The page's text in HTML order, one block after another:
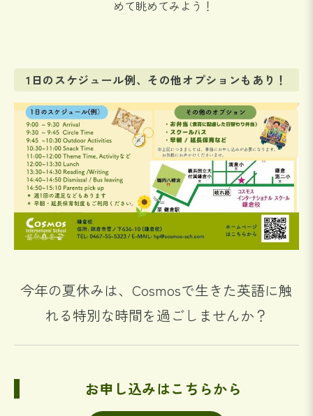
めて眺めてみよう！
1日のスケジュール例、その他オプションもあり！
今年の夏休みは、Cosmosで生きた英語に触
れる特別な時間を過ごしませんか？
お申し込みはこちらから